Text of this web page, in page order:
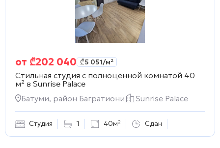
от ₾202 040 ₾5 051/м²
Стильная студия с полноценной комнатой 40
м² в Sunrise Palace
Батуми, район Багратиони
Sunrise Palace
Студия 1 40м² Сдан